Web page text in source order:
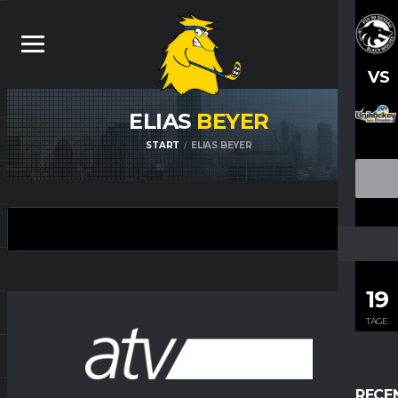
VS
19
TAGE
ELIAS BEYER
START ELIAS BEYER